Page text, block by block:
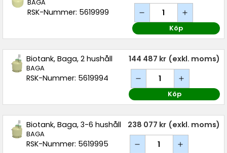
BAGA
RSK-Nummer: 5619999
Köp
Biotank, Baga, 2 hushåll
BAGA
RSK-Nummer: 5619994
144 487 kr (exkl. moms)
Köp
Biotank, Baga, 3-6 hushåll
BAGA
RSK-Nummer: 5619995
238 077 kr (exkl. moms)